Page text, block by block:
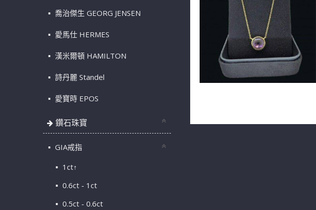
喬治傑生 GEORG JENSEN
愛馬仕 HERMES
漢米爾頓 HAMILTON
詩丹麗 Standel
愛寶時 EPOS
鑽石珠寶
GIA戒指
1ct↑
0.6ct - 1ct
0.5ct - 0.6ct